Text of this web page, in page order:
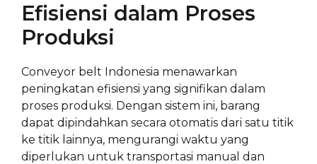
Efisiensi dalam Proses
Produksi
Conveyor belt Indonesia menawarkan
peningkatan efisiensi yang signifikan dalam
proses produksi. Dengan sistem ini, barang
dapat dipindahkan secara otomatis dari satu titik
ke titik lainnya, mengurangi waktu yang
diperlukan untuk transportasi manual dan